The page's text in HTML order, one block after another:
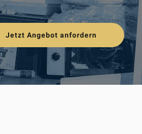
Jetzt Angebot anfordern